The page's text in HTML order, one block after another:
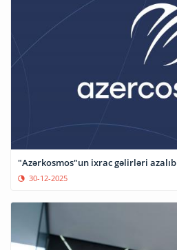
"Azərkosmos"un ixrac gəlirləri azalıb
30-12-2025